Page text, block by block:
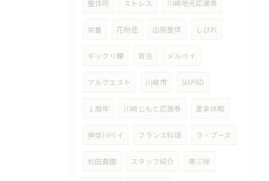
整体院 ストレス 川崎地元応援券
栄養 花粉症 出張整体 しびれ
ギックリ腰 育児 メルペイ
アルクエスト 川崎市 SIXPAD
１周年 川崎じもと応援券 夏季休暇
神奈川ペイ フランス料理 ラ・プース
杉田農園 スタッフ紹介 第三弾